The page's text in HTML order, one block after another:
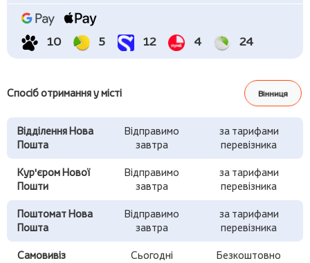
10 5 12 4 24
Спосіб отримання у місті Вінниця
Відділення Нова
Пошта
Відправимо
завтра
за тарифами
перевізника
Кур'єром Нової
Пошти
Відправимо
завтра
за тарифами
перевізника
Поштомат Нова
Пошта
Відправимо
завтра
за тарифами
перевізника
Самовивіз Сьогодні Безкоштовно